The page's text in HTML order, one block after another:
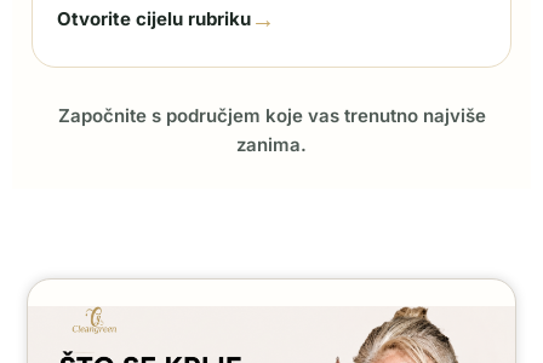
Otvorite cijelu rubriku →
Započnite s područjem koje vas trenutno najviše
zanima.